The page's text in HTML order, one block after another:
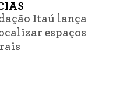
Itaú lança
espaços